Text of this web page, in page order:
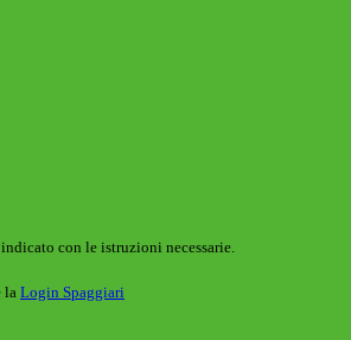
con le istruzioni necessarie.
la Login Spaggiari